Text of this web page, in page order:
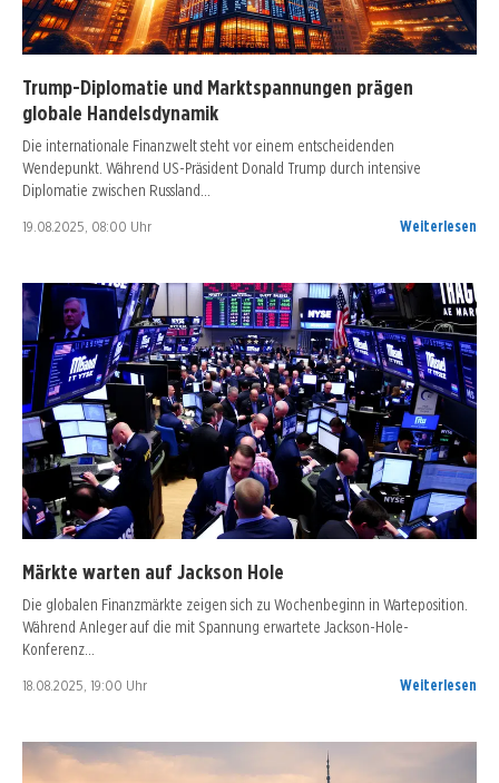
Trump-Diplomatie und Marktspannungen prägen
globale Handelsdynamik
Die internationale Finanzwelt steht vor einem entscheidenden
Wendepunkt. Während US-Präsident Donald Trump durch intensive
Diplomatie zwischen Russland…
19.08.2025, 08:00 Uhr Weiterlesen
Märkte warten auf Jackson Hole
Die globalen Finanzmärkte zeigen sich zu Wochenbeginn in Warteposition.
Während Anleger auf die mit Spannung erwartete Jackson-Hole-
Konferenz…
18.08.2025, 19:00 Uhr Weiterlesen